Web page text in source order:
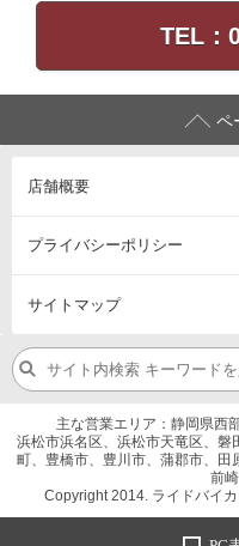
TEL：
ペ
店舗概要
プライバシーポリシー
サイトマップ
主な営業エリア：静岡県西
浜松市浜名区、浜松市天竜区、
町、豊橋市、豊川市、蒲郡市、
前
Copyright 2014. ライドバイ